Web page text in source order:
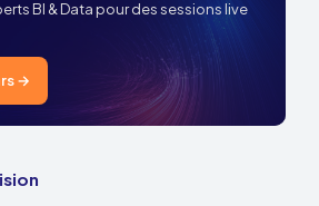
BI & Data pour des sessions live
→